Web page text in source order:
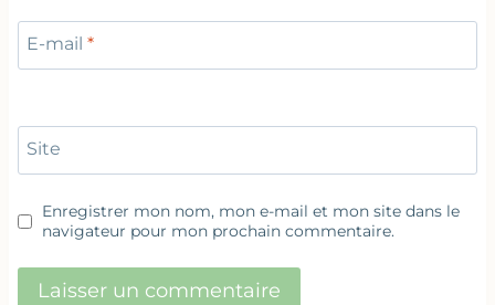
E-mail *
Site
Enregistrer mon nom, mon e-mail et mon site dans le
navigateur pour mon prochain commentaire.